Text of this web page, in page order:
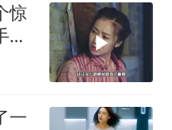
惊
潜
一